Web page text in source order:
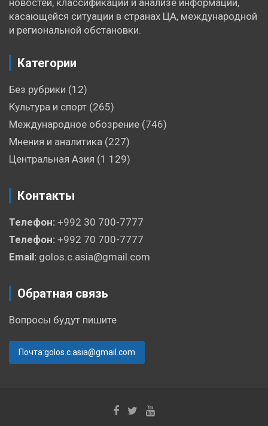
касающейся ситуации в странах ЦА, международной
и региональной обстановки.
Категории
Без рубрики (12)
Культура и спорт (265)
Международное обозрение (746)
Мнения и аналитика (227)
Центральная Азия (1 129)
Контакты
Телефон: +992 30 700-7777
Телефон: +992 70 700-7777
Email: golos.c.asia@gmail.com
Обратная связь
Вопросы будут пишите
Почта:golos.c.asia@gmail.com